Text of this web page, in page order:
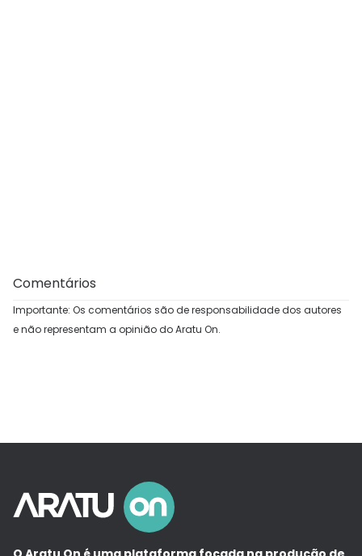
Comentários
Importante: Os comentários são de responsabilidade dos autores
e não representam a opinião do Aratu On.